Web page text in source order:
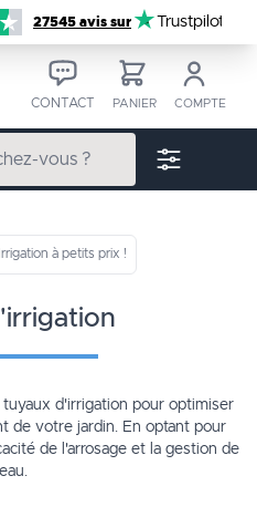
27545 avis sur Trustpilot
CONTACT PANIER COMPTE
à petits prix !
tuyaux d'irrigation pour optimiser
de votre jardin. En optant pour
de l'arrosage et la gestion de